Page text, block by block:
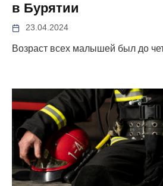
в Бурятии
23.04.2024
Возраст всех малышей был до